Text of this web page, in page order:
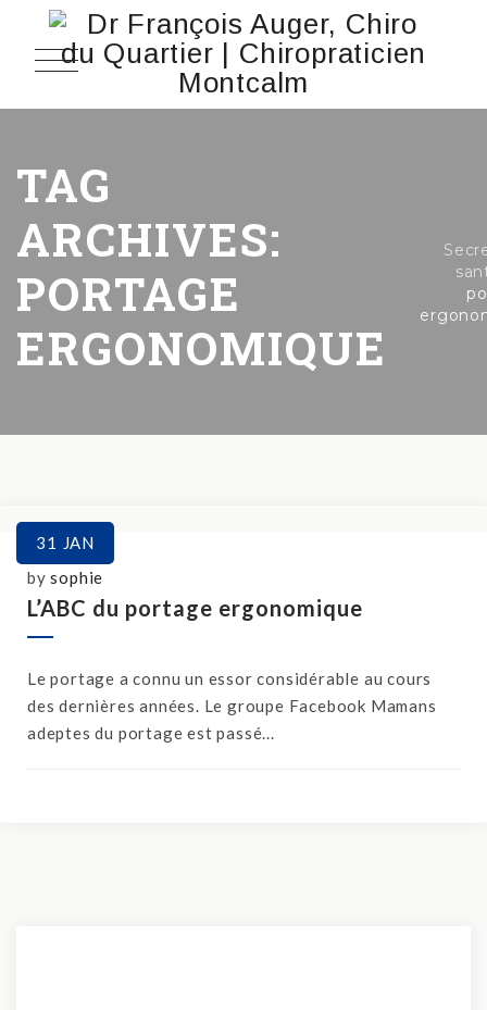
TAG
ARCHIVES:
PORTAGE
ERGONOMIQUE
31 JAN
bysophie
L’ABC du portage ergonomique
Le portage a connu un essor considérable au cours
des dernières années. Le groupe Facebook Mamans
adeptes du portage est passé...